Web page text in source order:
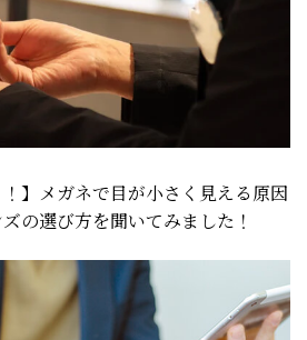
！】メガネで目が小さく見える原因
の選び方を聞いてみました！